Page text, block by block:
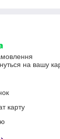
на вашу
карту